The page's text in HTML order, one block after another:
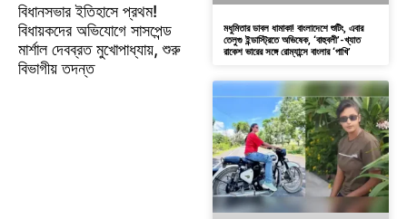
বিধানসভার ইতিহাসে প্রথম!
বিধায়কদের অভিযোগে সাসপেন্ড
মার্শাল দেবব্রত মুখোপাধ্যায়, শুরু
বিভাগীয় তদন্ত
মধুমিতার ডাবল ধামাকা! বাংলাদেশে শুটিং, এবার
তেলুগু ইন্ডাস্ট্রিতে অভিষেক, ‘বাহুবলী’-খ্যাত
রাকেশ ভারের সঙ্গে রোম্যান্সে বাংলার ‘পাখি’